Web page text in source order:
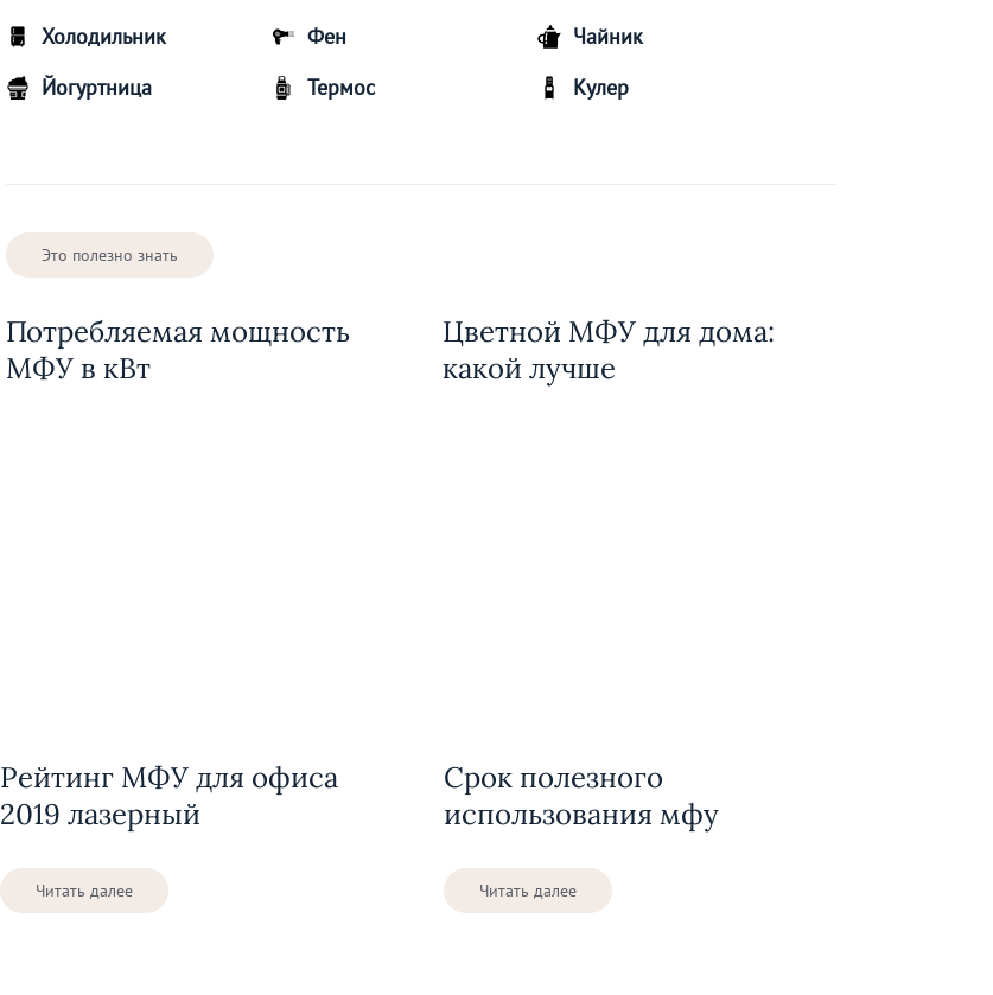
Холодильник
Фен
Чайник
Йогуртница
Термос Кулер
Это полезно знать
Потребляемая мощность
МФУ в кВт
Цветной МФУ для дома:
какой лучше
Рейтинг МФУ для офиса
2019 лазерный
Читать далее
Срок полезного
использования мфу
Читать далее